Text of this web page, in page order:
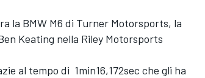
la BMW M6 di Turner Motorsports, la
Keating nella Riley Motorsports
al tempo di 1min16,172sec che gli ha